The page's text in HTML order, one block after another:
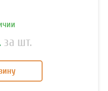
за шт.